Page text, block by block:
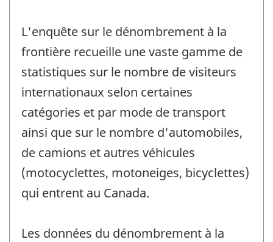
L'enquête sur le dénombrement à la
frontière recueille une vaste gamme de
statistiques sur le nombre de visiteurs
internationaux selon certaines
catégories et par mode de transport
ainsi que sur le nombre d'automobiles,
de camions et autres véhicules
(motocyclettes, motoneiges, bicyclettes)
qui entrent au Canada.
Les données du dénombrement à la